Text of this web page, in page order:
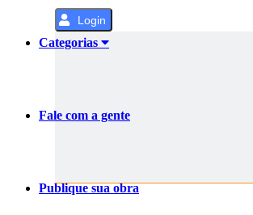
Categorias
Fale com a gente
Publique sua obra
Login